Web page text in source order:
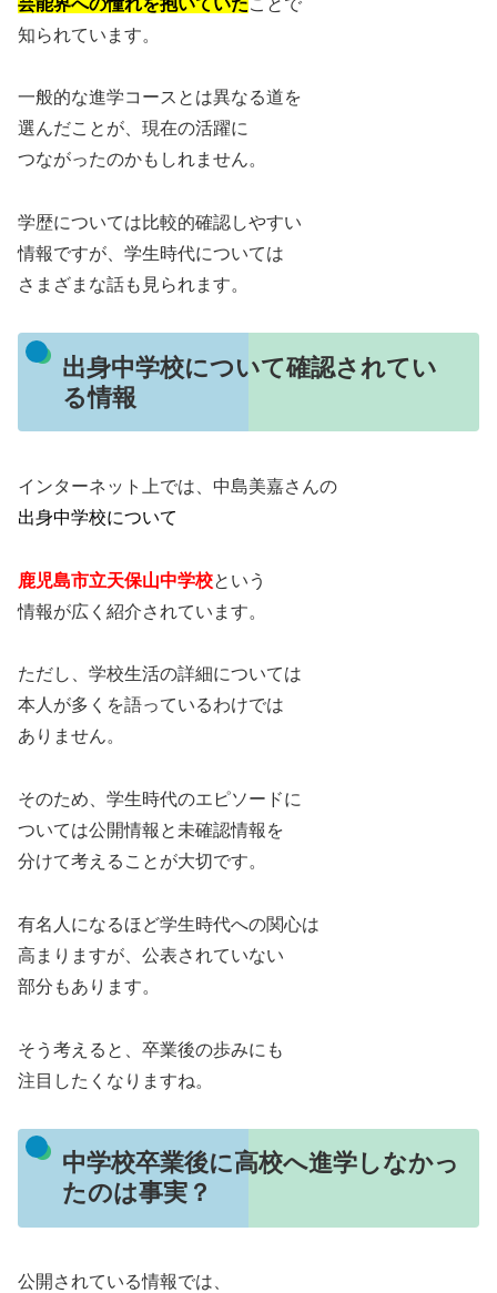
知られています。
一般的な進学コースとは異なる道を
選んだことが、現在の活躍に
つながったのかもしれません。
学歴については比較的確認しやすい
情報ですが、学生時代については
さまざまな話も見られます。
出身中学校について確認されてい
る情報
インターネット上では、中島美嘉さんの
出身中学校について
鹿児島市立天保山中学校という
情報が広く紹介されています。
ただし、学校生活の詳細については
本人が多くを語っているわけでは
ありません。
そのため、学生時代のエピソードに
ついては公開情報と未確認情報を
分けて考えることが大切です。
有名人になるほど学生時代への関心は
高まりますが、公表されていない
部分もあります。
そう考えると、卒業後の歩みにも
注目したくなりますね。
中学校卒業後に高校へ進学しなかっ
たのは事実？
公開されている情報では、